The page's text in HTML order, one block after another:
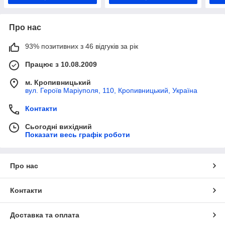
Про нас
93% позитивних з 46 відгуків за рік
Працює з 10.08.2009
м. Кропивницький
вул. Героїв Маріуполя, 110, Кропивницький, Україна
Контакти
Сьогодні вихідний
Показати весь графік роботи
Про нас
Контакти
Доставка та оплата